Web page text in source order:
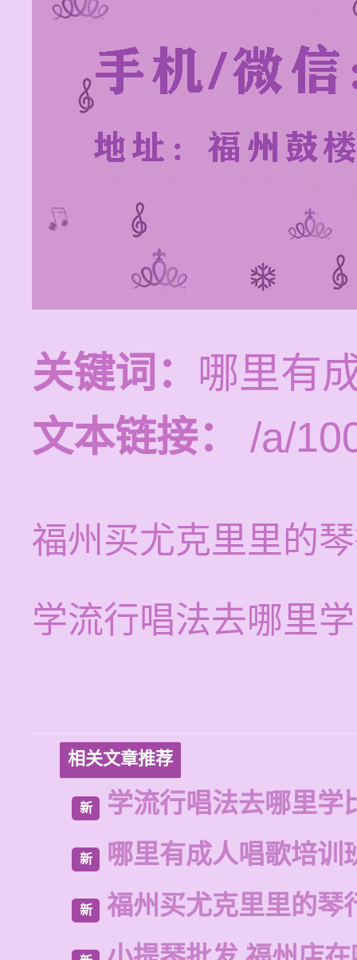
关键词： 哪里有
文本链接：
/a/
福州买尤克里里的
学流行唱法去哪里
相关文章推荐
新 学流行唱法去哪里学
新 哪里有成人唱歌培训
新 福州买尤克里里的琴